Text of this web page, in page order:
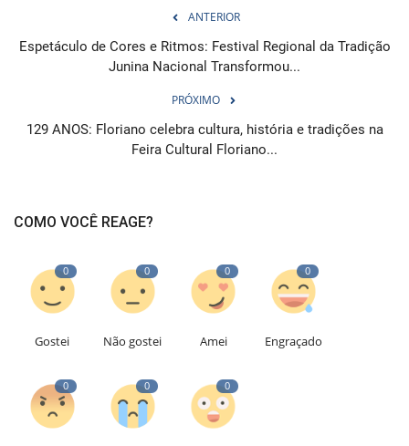
ANTERIOR
Espetáculo de Cores e Ritmos: Festival Regional da Tradição
Junina Nacional Transformou...
PRÓXIMO
129 ANOS: Floriano celebra cultura, história e tradições na
Feira Cultural Floriano...
COMO VOCÊ REAGE?
0
Gostei
0
Não gostei
0
Amei
0
Engraçado
0 0 0